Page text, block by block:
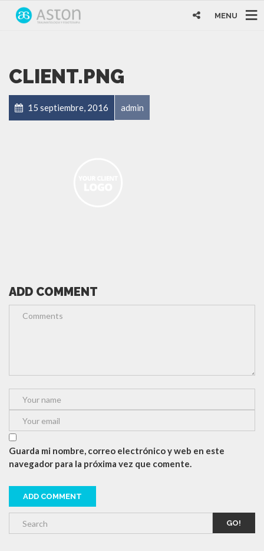
MENU
CLIENT.PNG
15 septiembre, 2016 admin
ADD COMMENT
Guarda mi nombre, correo electrónico y web en este
navegador para la próxima vez que comente.
GO!